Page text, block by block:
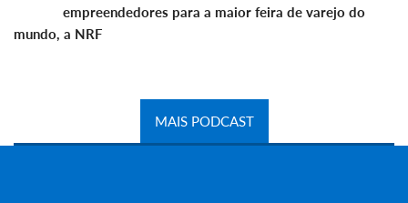
empreendedores para a maior feira de varejo do
mundo, a NRF
MAIS PODCAST